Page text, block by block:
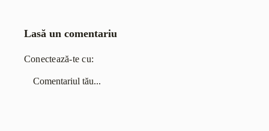
Lasă un comentariu
Conectează-te cu:
Comentariu